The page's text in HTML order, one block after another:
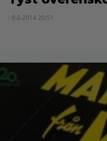
- 8.6.2014 20:51